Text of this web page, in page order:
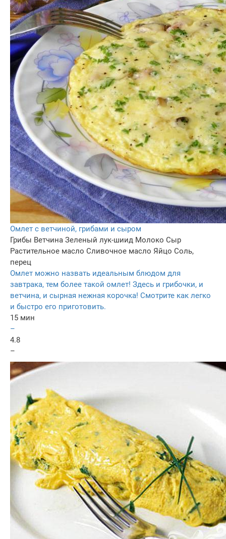
Омлет с ветчиной, грибами и сыром
Грибы Ветчина Зеленый лук-шиид Молоко Сыр
Растительное масло Сливочное масло Яйцо Соль,
перец
Омлет можно назвать идеальным блюдом для
завтрака, тем более такой омлет! Здесь и грибочки, и
ветчина, и сырная нежная корочка! Смотрите как легко
и быстро его приготовить.
15 мин
–
4.8
–